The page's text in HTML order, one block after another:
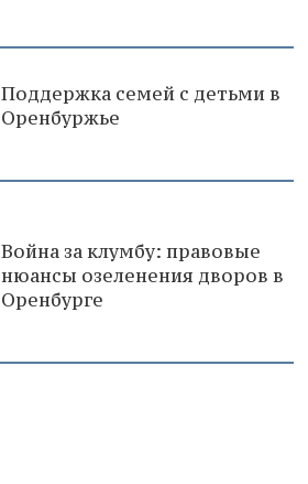
Поддержка семей с детьми в
Оренбуржье
Война за клумбу: правовые
нюансы озеленения дворов в
Оренбурге